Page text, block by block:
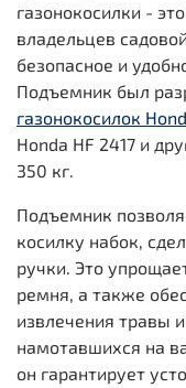
газонокосилки -
владельцев
безопасное и
Подъемник был
газонокосилок
Honda HF 2417 и
350 кг.
Подъемник
косилку набок,
ручки. Это
ремня, а также
извлечения травы
намотавшихся на
он гарантирует